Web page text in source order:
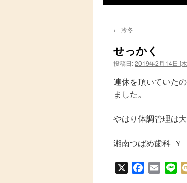
ン
ッ
← 冷冬
せっかく
投稿日:2019年2月14日 [
連休を頂いていた
ました。
やはり体調管理は大
湘南つばめ歯科 Y
X Facebook
Email